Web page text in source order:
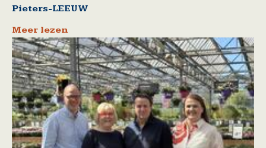
Pieters-LEEUW
Meer lezen